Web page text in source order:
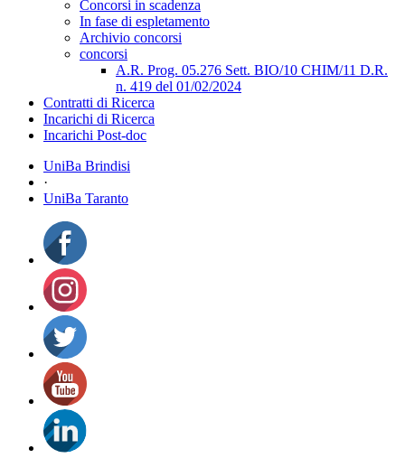
Concorsi in scadenza
In fase di espletamento
Archivio concorsi
concorsi
A.R. Prog. 05.276 Sett. BIO/10 CHIM/11 D.R.
n. 419 del 01/02/2024
Contratti di Ricerca
Incarichi di Ricerca
Incarichi Post-doc
UniBa Brindisi
·
UniBa Taranto